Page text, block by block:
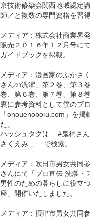
京技術修染会関西地域認定
師／と複数の専門資格を習得
メディア：株式会社商業界
販売２０１６年１２月号に
ガイドブックを掲載。
メディア：漫画家のふかさ
さんの洗濯」第２巻、第３
巻、第６巻、第７巻、第８
裏に参考資料として僕のブ
「onouenoboru.com」を掲
た。
ハッシュタグは「 #鬼桐さ
さくえみ 」 で検索。
メディア：吹田市男女共同
さんにて「プロ直伝 洗濯・
男性のための暮らしに役立
座」開催いたしました。
メディア：摂津市男女共同